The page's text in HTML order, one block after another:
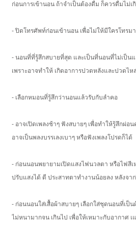
ก่อนการเข้านอน ถ้าจำเป็นต้องดื่ม ก็ควรดื่มไม่เ
- ปิดโทรศัพท์ก่อนเข้านอน เพื่อไม่ให้มีใครโทรม
- นอนที่ที่รู้สึกสบายที่สุด และเป็นที่นอนที่ไม่เป็นแ
เพราะอาจทำให้ เกิดอาการปวดหลังและปวดไ
- เลือกหมอนที่รู้สึกว่านอนแล้วรับกับลำคอ
- อาจเปิดเพลงช้าๆ ฟังสบายๆ เพื่อทำให้รู้สึกผ่อน
อาจเป็นพลงบรรเลงเบาๆ หรือฟังเพลงโปรดก็ได้
- ก่อนนอนพยายามเปิดแสงไฟนวลตา หรือไฟสีเ
ปรับแสงได้ ดี ประสาทตาทำงานน้อยลง หลังจ
- ก่อนนอนใส่เสื้อผ้าสบายๆ เลือกใส่ชุดนอนที่เป็น
ไม่หนามากจน เกินไป เพื่อให้เหมาะกับอากาศ